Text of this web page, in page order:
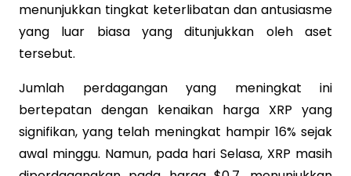
menunjukkan tingkat keterlibatan dan antusiasme
yang luar biasa yang ditunjukkan oleh aset
tersebut.
Jumlah perdagangan yang meningkat ini
bertepatan dengan kenaikan harga XRP yang
signifikan, yang telah meningkat hampir 16% sejak
awal minggu. Namun, pada hari Selasa, XRP masih